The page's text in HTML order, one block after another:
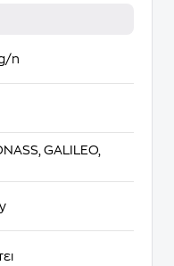
n
GALILEO,